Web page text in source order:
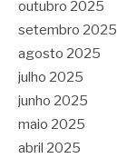
outubro 2025
setembro 2025
agosto 2025
julho 2025
junho 2025
maio 2025
abril 2025